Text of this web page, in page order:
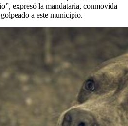
expresó la mandataria, conmovida
a este municipio.